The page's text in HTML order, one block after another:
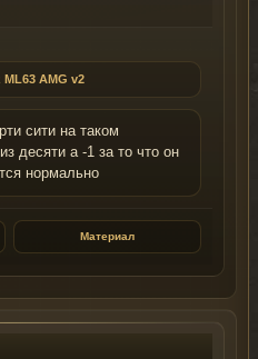
ML63 AMG v2
сити на таком
десяти а -1 за то что он
нормально
Материал